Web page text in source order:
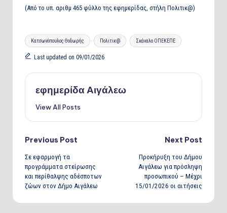
(Από το υπ. αριθμ 465 φύλλο της εφημερίδας, στήλη Πολιτικ@)
Tags:
Κατσωνόπουλος Θοδωρής Πολιτικ@ Σκάναλο ΟΠΕΚΕΠΕ
Last updated on 09/01/2026
εφημερίδα Αιγάλεω
View All Posts
Post
navigation
Previous Post
Σε εφαρμογή τα
προγράμματα στείρωσης
και περίθαλψης αδέσποτων
ζώων στον Δήμο Αιγάλεω
Next Post
Προκήρυξη του Δήμου
Αιγάλεω για πρόσληψη
προσωπικού – Μέχρι
15/01/2026 οι αιτήσεις